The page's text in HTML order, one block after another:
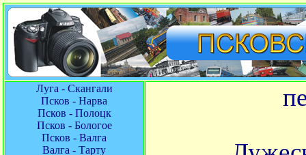
Луга - Скангали
Псков - Нарва
Псков - Полоцк
Псков - Бологое
Псков - Валга
Валга - Тарту